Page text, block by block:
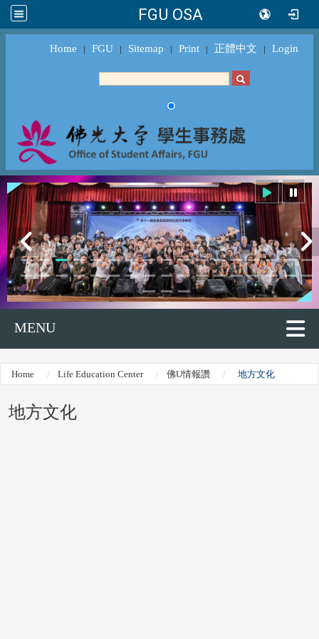
FGU OSA
Home ｜ FGU ｜ Sitemap ｜ Print ｜ 正體中文 ｜ Login
MENU
Home Life Education Center 佛U情報讚 地方文化
地方文化